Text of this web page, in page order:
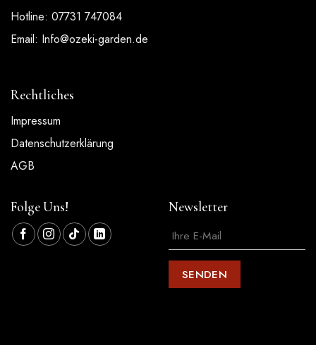
Hotline: 07731 747084
Email: Info@ozeki-garden.de
Rechtliches
Impressum
Datenschutzerklärung
AGB
Folge Uns! Newsletter